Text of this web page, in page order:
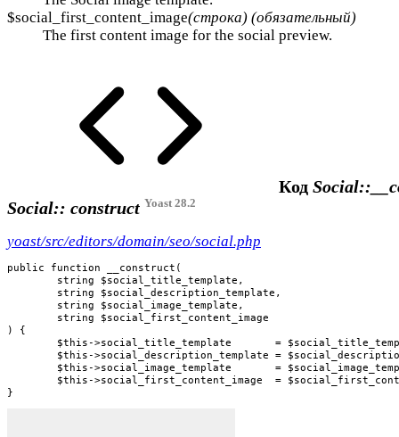
$social_first_content_image(строка) (обязательный)
The first content image for the social preview.
Код
Social:: construct Yoast 28.2
yoast/src/editors/domain/seo/social.php
public function __construct(
) {
}